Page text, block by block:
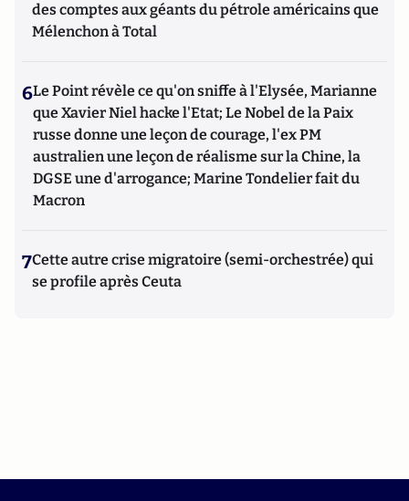
des comptes aux géants du pétrole américains que
Mélenchon à Total
6Le Point révèle ce qu'on sniffe à l'Elysée, Marianne
que Xavier Niel hacke l'Etat; Le Nobel de la Paix
russe donne une leçon de courage, l'ex PM
australien une leçon de réalisme sur la Chine, la
DGSE une d'arrogance; Marine Tondelier fait du
Macron
7Cette autre crise migratoire (semi-orchestrée) qui
se profile après Ceuta